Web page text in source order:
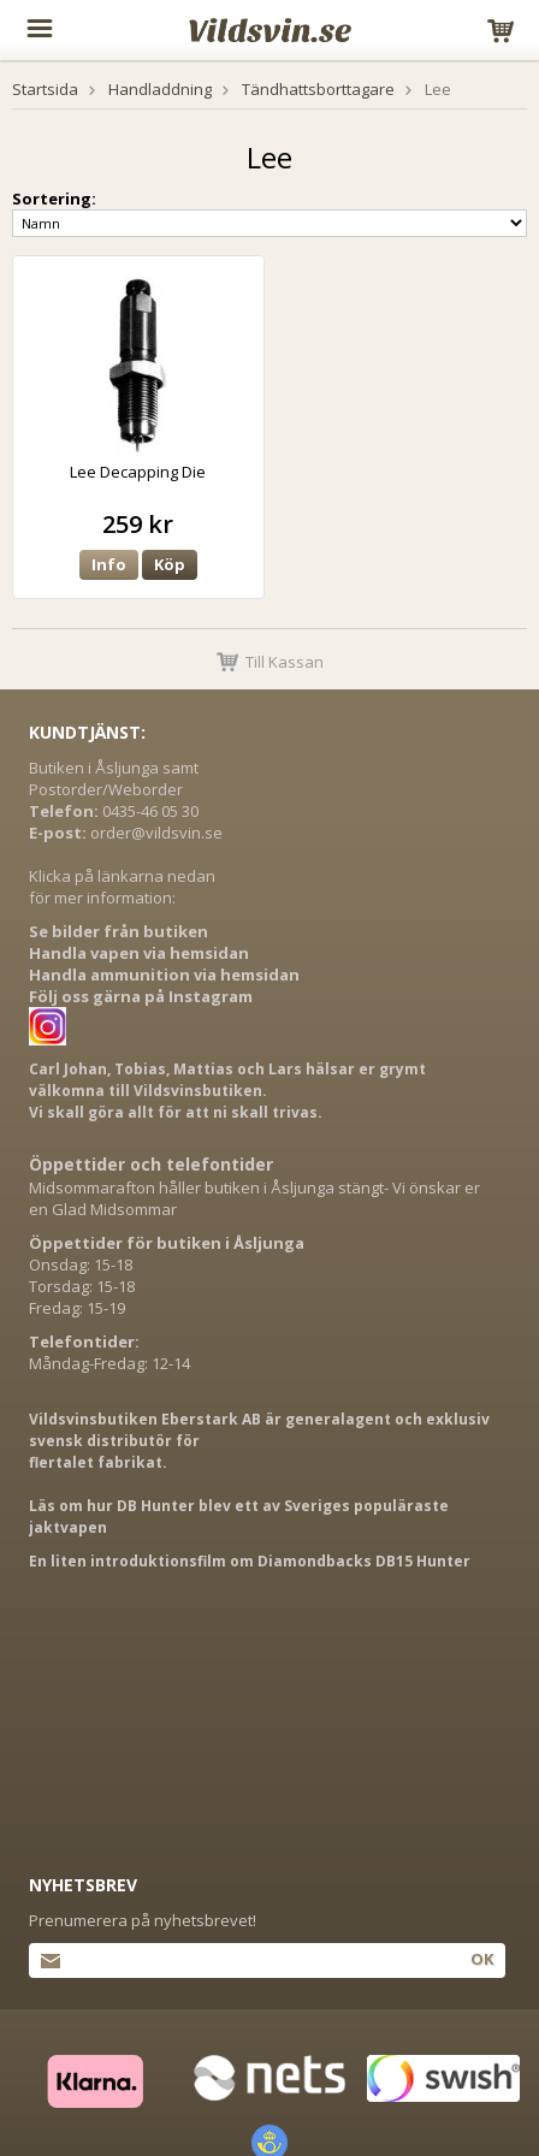
Startsida Handladdning Tändhattsborttagare Lee
Lee
Sortering:
Lee Decapping Die
259 kr
Info Köp
Till Kassan
KUNDTJÄNST:
Butiken i Åsljunga samt
Postorder/Weborder
Telefon: 0435-46 05 30
E-post: order@vildsvin.se
Klicka på länkarna nedan
för mer information:
Se bilder från butiken
Handla vapen via hemsidan
Handla ammunition via hemsidan
Följ oss gärna på Instagram
Carl Johan, Tobias, Mattias och Lars hälsar er grymt
välkomna till Vildsvinsbutiken.
Vi skall göra allt för att ni skall trivas.
Öppettider och telefontider
Midsommarafton håller butiken i Åsljunga stängt- Vi önskar er
en Glad Midsommar
Öppettider för butiken i Åsljunga
Onsdag: 15-18
Torsdag: 15-18
Fredag: 15-19
Telefontider:
Måndag-Fredag: 12-14
Vildsvinsbutiken Eberstark AB är generalagent och exklusiv
svensk distributör för
flertalet fabrikat.
Läs om hur DB Hunter blev ett av Sveriges populäraste
jaktvapen
En liten introduktionsfilm om Diamondbacks DB15 Hunter
NYHETSBREV
Prenumerera på nyhetsbrevet!
OK